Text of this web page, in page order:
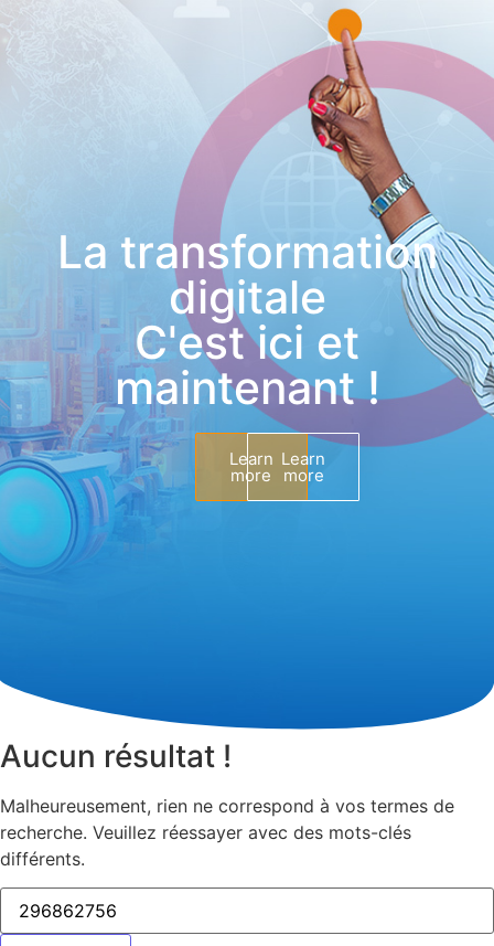
La transformation
digitale
C'est ici et
maintenant !
Learn
more
Learn
more
Aucun résultat !
Malheureusement, rien ne correspond à vos termes de
recherche. Veuillez réessayer avec des mots-clés
différents.